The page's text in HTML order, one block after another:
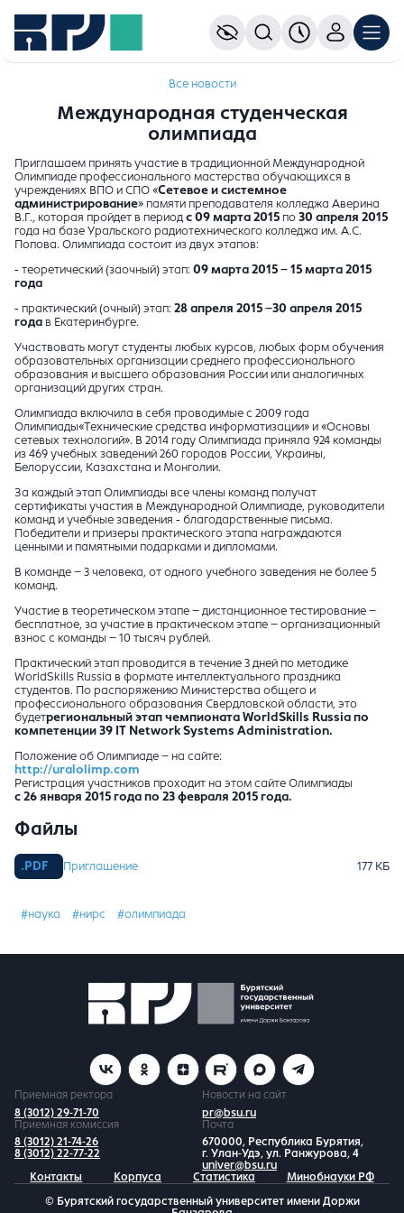
Все новости
Международная студенческая
олимпиада
Приглашаем принять участие в традиционной Международной
Олимпиаде профессионального мастерства обучающихся в
учреждениях ВПО и СПО «Сетевое и системное
администрирование» памяти преподавателя колледжа Аверина
В.Г., которая пройдет в период с 09 марта 2015 по 30 апреля 2015
года на базе Уральского радиотехнического колледжа им. А.С.
Попова. Олимпиада состоит из двух этапов:
- теоретический (заочный) этап: 09 марта 2015 – 15 марта 2015
года
- практический (очный) этап: 28 апреля 2015 –30 апреля 2015
года в Екатеринбурге.
Участвовать могут студенты любых курсов, любых форм обучения
образовательных организации среднего профессионального
образования и высшего образования России или аналогичных
организаций других стран.
Олимпиада включила в себя проводимые с 2009 года
Олимпиады«Технические средства информатизации» и «Основы
сетевых технологий». В 2014 году Олимпиада приняла 924 команды
из 469 учебных заведений 260 городов России, Украины,
Белоруссии, Казахстана и Монголии.
За каждый этап Олимпиады все члены команд получат
сертификаты участия в Международной Олимпиаде, руководители
команд и учебные заведения - благодарственные письма.
Победители и призеры практического этапа награждаются
ценными и памятными подарками и дипломами.
В команде – 3 человека, от одного учебного заведения не более 5
команд.
Участие в теоретическом этапе – дистанционное тестирование –
бесплатное, за участие в практическом этапе – организационный
взнос с команды – 10 тысяч рублей.
Практический этап проводится в течение 3 дней по методике
WorldSkills Russia в формате интеллектуального праздника
студентов. По распоряжению Министерства общего и
профессионального образования Свердловской области, это
будетрегиональный этап чемпионата WorldSkills Russia по
компетенции 39 IT Network Systems Administration.
Положение об Олимпиаде – на сайте:
http://uralolimp.com
Регистрация участников проходит на этом сайте Олимпиады
с 26 января 2015 года по 23 февраля 2015 года.
Файлы
Приглашение
#наука #нирс #олимпиада
Приемная ректора
8 (3012) 29-71-70
Новости на сайт
pr@bsu.ru
Приемная комиссия
8 (3012) 21-74-26
8 (3012) 22-77-22
Почта
670000, Республика Бурятия,
г. Улан-Удэ, ул. Ранжурова, 4
univer@bsu.ru
Контакты
Корпуса Статистика Минобнауки РФ
© Бурятский государственный университет имени Доржи